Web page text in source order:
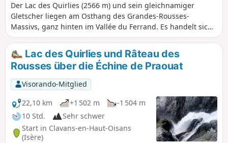
Der Lac des Quirlies (2566 m) und sein gleichnamiger
Gletscher liegen am Osthang des Grandes-Rousses-
Massivs, ganz hinten im Vallée du Ferrand. Es handelt sich
also um eine sehr schöne Wanderung, die durch ein
grünes, beruhigendes Tal führt, um schließlich eine
weitaus mineralischere Landschaft rund um diesen
Gletschersee zu erreichen, der von hohen Gipfeln umgeben
ist. Wunderschöne Ausblicke auf die Massive der Arves, der
Écrins und in der Ferne auf die Vanoise. Keine technischen
Schwierigkeiten, abgesehen von der Länge und dem
Höhenunterschied.
Lac des Quirlies und Râteau des
Rousses über die Échine de Praouat
Visorando-Mitglied
22,10 km
+1 502 m
-1 504 m
10 Std.
Sehr schwer
Start in Clavans-en-Haut-Oisans
(Isère)